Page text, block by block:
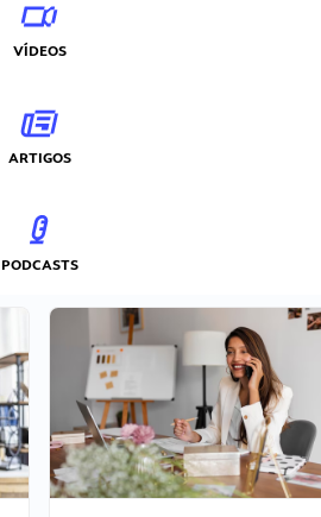
VÍDEOS
ARTIGOS
PODCASTS